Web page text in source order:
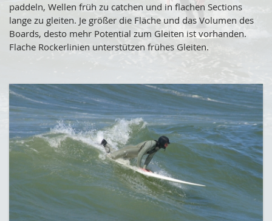
paddeln, Wellen früh zu catchen und in flachen Sections
lange zu gleiten. Je größer die Fläche und das Volumen des
Boards, desto mehr Potential zum Gleiten ist vorhanden.
Flache Rockerlinien unterstützen frühes Gleiten.